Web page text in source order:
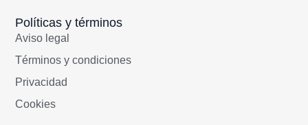
Políticas y términos
Aviso legal
Términos y condiciones
Privacidad
Cookies